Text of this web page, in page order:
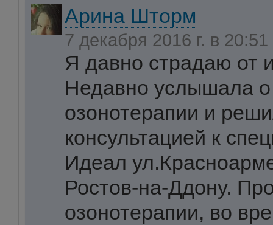
Арина Шторм
7 декабря 2016 г. в 20:51
Я давно страдаю от
Недавно услышала
озонотерапии и
консультацией к
Идеал
Ростов-на-Ддону.
озонотерапии, во